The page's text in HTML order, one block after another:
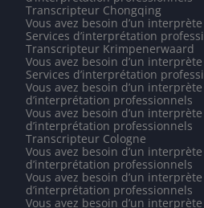
Transcripteur Chongqing
Vous avez besoin d’un
Services d’interprétation
Transcripteur Krimpenerwaard
Vous avez besoin d’un
Services d’interprétation
Vous avez besoin d’un
d’interprétation professionnels
Vous avez besoin d’un
d’interprétation professionnels
Transcripteur Cologne
Vous avez besoin d’un
d’interprétation professionnels
Vous avez besoin d’un
d’interprétation professionnels
Vous avez besoin d’un interprète